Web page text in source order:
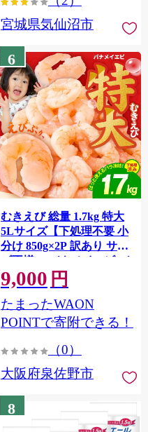
宮城県気仙沼市
6
むきえび 総量 1.7kg 特大
5Lサイズ【下処理不要 小
分け 850g×2P 訳あり サイ
ズ不揃い バナメイエビ バ
ラ凍結】 G4142
9,000 円
たまったWAON
POINTで寄附できる！
（0）
大阪府泉佐野市
8